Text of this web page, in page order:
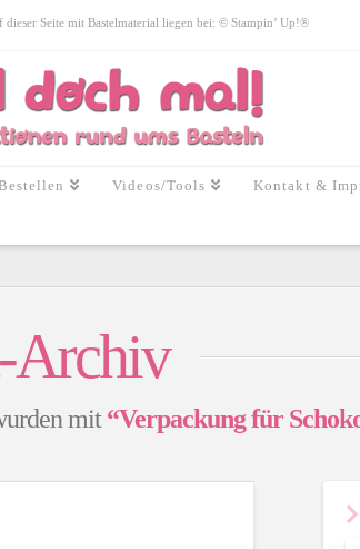
Seite mit Bastelmaterial liegen bei: © Stampin’ Up!®
Videos/Tools Kontakt &
Archiv
mit“Verpackung für